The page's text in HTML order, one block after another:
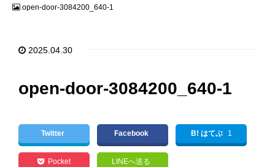
open-door-3084200_640-1
2025.04.30
open-door-3084200_640-1
Twitter Facebook B! はてぶ 1
Pocket LINEへ送る